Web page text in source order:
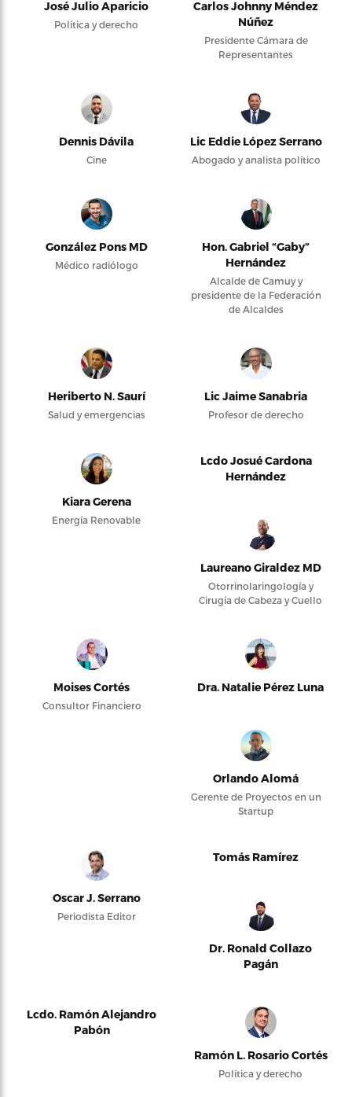
José Julio Aparicio
Política y derecho
Carlos Johnny Méndez
Núñez
Presidente Cámara de
Representantes
Dennis Dávila
Cine
Lic Eddie López Serrano
Abogado y analista político
González Pons MD
Médico radiólogo
Hon. Gabriel “Gaby”
Hernández
Alcalde de Camuy y
presidente de la Federación
de Alcaldes
Heriberto N. Saurí
Salud y emergencias
Lic Jaime Sanabria
Profesor de derecho
Kiara Gerena
Energía Renovable
Lcdo Josué Cardona
Hernández
Laureano Giraldez MD
Otorrinolaringología y
Cirugía de Cabeza y Cuello
Moises Cortés
Consultor Financiero
Dra. Natalie Pérez Luna
Orlando Alomá
Gerente de Proyectos en un
Startup
Oscar J. Serrano
Periodista Editor
Tomás Ramírez
Dr. Ronald Collazo
Pagán
Lcdo. Ramón Alejandro
Pabón
Ramón L. Rosario Cortés
Política y derecho